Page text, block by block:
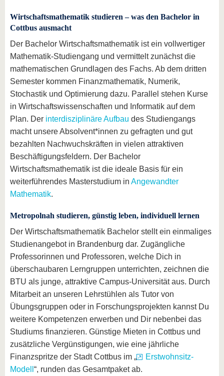
Wirtschaftsmathematik studieren – was den Bachelor in
Cottbus ausmacht
Der Bachelor Wirtschaftsmathematik ist ein vollwertiger
Mathematik-Studiengang und vermittelt zunächst die
mathematischen Grundlagen des Fachs. Ab dem dritten
Semester kommen Finanzmathematik, Numerik,
Stochastik und Optimierung dazu. Parallel stehen Kurse
in Wirtschaftswissenschaften und Informatik auf dem
Plan. Der interdisziplinäre Aufbau des Studiengangs
macht unsere Absolvent*innen zu gefragten und gut
bezahlten Nachwuchskräften in vielen attraktiven
Beschäftigungsfeldern. Der Bachelor
Wirtschaftsmathematik ist die ideale Basis für ein
weiterführendes Masterstudium in Angewandter
Mathematik.
Metropolnah studieren, günstig leben, individuell lernen
Der Wirtschaftsmathematik Bachelor stellt ein einmaliges
Studienangebot in Brandenburg dar. Zugängliche
Professorinnen und Professoren, welche Dich in
überschaubaren Lerngruppen unterrichten, zeichnen die
BTU als junge, attraktive Campus-Universität aus. Durch
Mitarbeit an unseren Lehrstühlen als Tutor von
Übungsgruppen oder in Forschungsprojekten kannst Du
weitere Kompetenzen erwerben und Dir nebenbei das
Studiums finanzieren. Günstige Mieten in Cottbus und
zusätzliche Vergünstigungen, wie eine jährliche
Finanzspritze der Stadt Cottbus im „
Erstwohnsitz-
Modell “, runden das Gesamtpaket ab.